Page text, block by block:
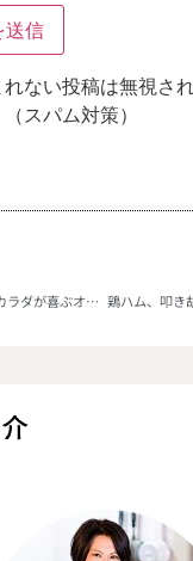
ない投稿は無視さ
スパム対策）
10/4 福岡開催 カラダが喜ぶオイル選びｘかんたん美味しいオイルクッキング